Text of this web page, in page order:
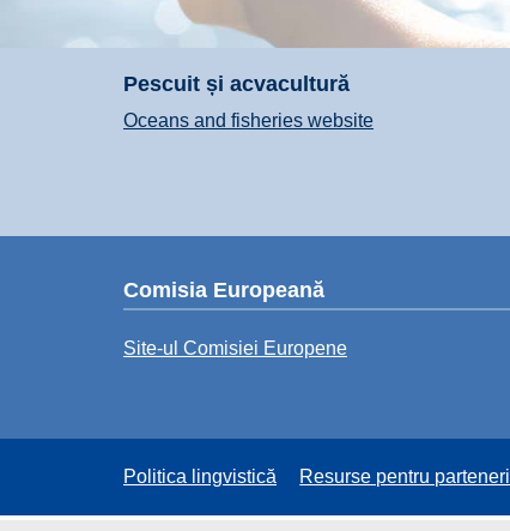
Pescuit și acvacultură
Oceans and fisheries website
Comisia Europeană
Site-ul Comisiei Europene
Politica lingvistică Resurse pentru parteneri